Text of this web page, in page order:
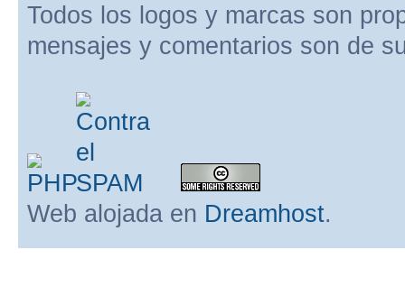
Todos los logos y marcas son
mensajes y comentarios son de
Web alojada en Dreamhost.